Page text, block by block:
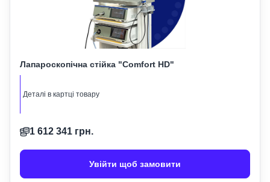
Лапароскопічна стійка "Comfort HD"
Деталі в картці товару
1 612 341 грн.
Увійти щоб замовити